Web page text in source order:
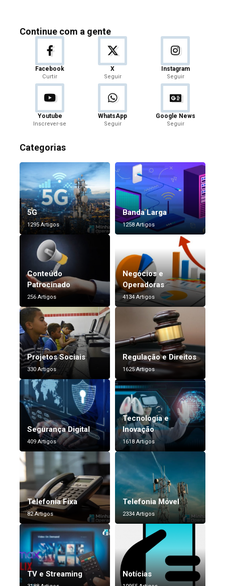
Continue com a gente
Facebook
Curtir
X
Seguir
Instagram
Seguir
Youtube
Inscrever-se
WhatsApp
Seguir
Google News
Seguir
Categorias
5G
1295 Artigos
Banda Larga
1258 Artigos
Conteúdo
Patrocinado
256 Artigos
Negócios e
Operadoras
4134 Artigos
Projetos Sociais
330 Artigos
Regulação e Direitos
1625 Artigos
Segurança Digital
409 Artigos
Tecnologia e
Inovação
1618 Artigos
Telefonia Fixa
82 Artigos
Telefonia Móvel
2334 Artigos
TV e Streaming Notícias